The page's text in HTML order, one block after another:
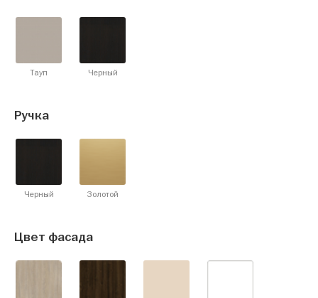
Тауп Черный
Ручка
Черный Золотой
Цвет фасада